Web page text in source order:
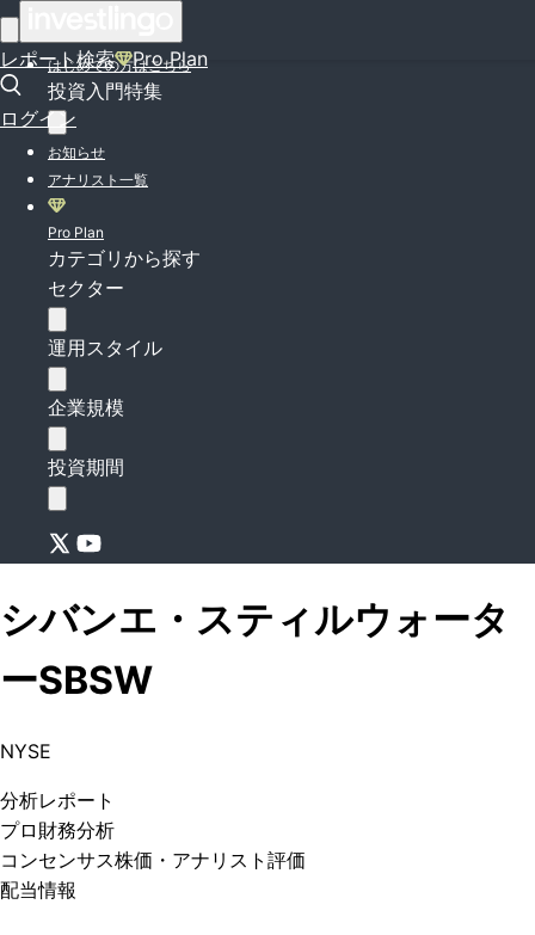
レポート検索 Pro Plan
ログイン
はじめての方はこちら
投資入門特集
お知らせ
アナリスト一覧
Pro Plan
カテゴリから探す
セクター
運用スタイル
企業規模
投資期間
シバンエ・スティルウォータ
ーSBSW
NYSE
分析レポート
プロ 財務分析
コンセンサス株価 ・アナリスト評価
配当情報